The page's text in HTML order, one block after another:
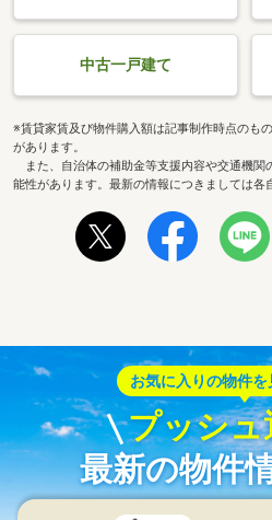
中古一戸建て
※賃貸家賃及び物件購入額は記事制作時点のも
があります。
また、自治体の補助金等支援内容や交通機関
能性があります。最新の情報につきましては各
お気に入りの物件を
プッシュ
最新の物件